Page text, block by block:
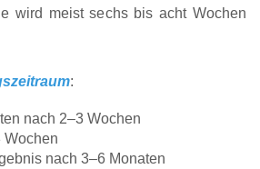
wird meist sechs bis acht Wochen
:
nach 2–3 Wochen
Wochen
nach 3–6 Monaten